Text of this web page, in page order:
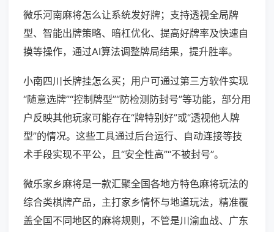
微乐河南麻将怎么让系统发好牌；支持透视全局牌
型、智能出牌策略、暗杠优化、提高好牌率及快速自
摸等操作，通过AI算法调整牌局结果，提升胜率。
小南四川长牌挂怎么买；用户可通过第三方软件实现
“随意选牌”“控制牌型”“防检测防封号”等功能，部分用
户反映其他玩家可能存在“牌特别好”或“透视他人牌
型”的情况。这些工具通过后台运行、自动连接等技
术手段实现不平公，且“安全性高”“不被封号”。
微乐家乡麻将是一款汇聚全国各地方特色麻将玩法的
综合类棋牌产品，主打家乡情怀与地道玩法，精准覆
盖全国不同地区的麻将规则，不管是川渝血战、广东